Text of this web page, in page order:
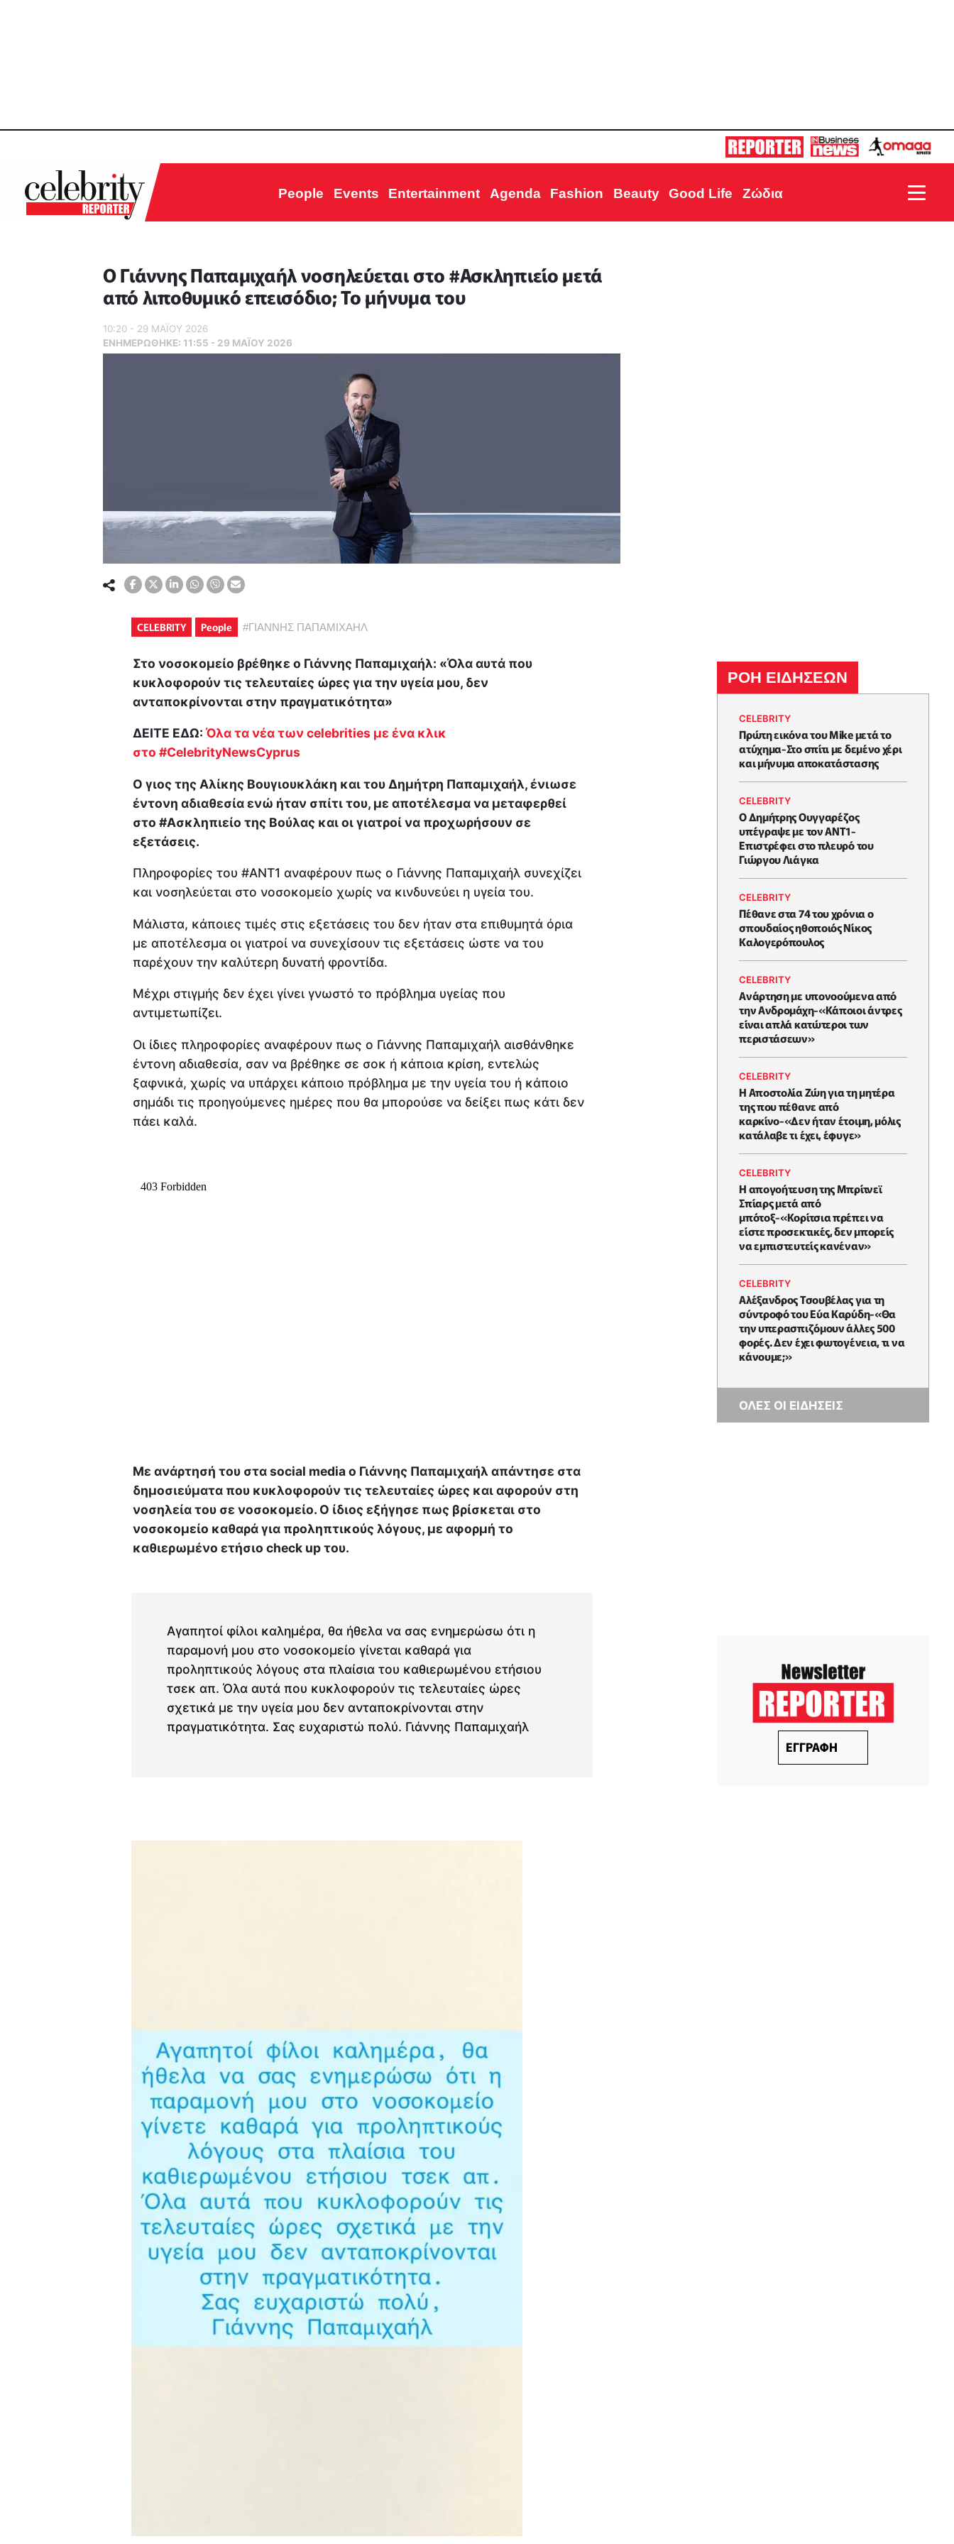
People Events Entertainment Agenda Fashion Beauty Good Life Ζώδια
Ο Γιάννης Παπαμιχαήλ νοσηλεύεται στο #Ασκληπιείο μετά
από λιποθυμικό επεισόδιο; Το μήνυμα του
10:20 - 29 ΜΑΪ́ΟΥ 2026
ΕΝΗΜΕΡΏΘΗΚΕ: 11:55 - 29 ΜΑΪ́ΟΥ 2026
CELEBRITY People #ΓΙΑΝΝΗΣ ΠΑΠΑΜΙΧΑΗΛ
Στο νοσοκομείο βρέθηκε ο Γιάννης Παπαμιχαήλ: «Όλα αυτά που
κυκλοφορούν τις τελευταίες ώρες για την υγεία μου, δεν
ανταποκρίνονται στην πραγματικότητα»
ΔΕΙΤΕ ΕΔΩ: Όλα τα νέα των celebrities με ένα κλικ
στο #CelebrityNewsCyprus
Ο γιος της Αλίκης Βουγιουκλάκη και του Δημήτρη Παπαμιχαήλ, ένιωσε
έντονη αδιαθεσία ενώ ήταν σπίτι του, με αποτέλεσμα να μεταφερθεί
στο #Ασκληπιείο της Βούλας και οι γιατροί να προχωρήσουν σε
εξετάσεις.
Πληροφορίες του #ΑΝΤ1 αναφέρουν πως ο Γιάννης Παπαμιχαήλ συνεχίζει
και νοσηλεύεται στο νοσοκομείο χωρίς να κινδυνεύει η υγεία του.
Μάλιστα, κάποιες τιμές στις εξετάσεις του δεν ήταν στα επιθυμητά όρια
με αποτέλεσμα οι γιατροί να συνεχίσουν τις εξετάσεις ώστε να του
παρέχουν την καλύτερη δυνατή φροντίδα.
Μέχρι στιγμής δεν έχει γίνει γνωστό το πρόβλημα υγείας που
αντιμετωπίζει.
Οι ίδιες πληροφορίες αναφέρουν πως ο Γιάννης Παπαμιχαήλ αισθάνθηκε
έντονη αδιαθεσία, σαν να βρέθηκε σε σοκ ή κάποια κρίση, εντελώς
ξαφνικά, χωρίς να υπάρχει κάποιο πρόβλημα με την υγεία του ή κάποιο
σημάδι τις προηγούμενες ημέρες που θα μπορούσε να δείξει πως κάτι δεν
πάει καλά.
Με ανάρτησή του στα social media ο Γιάννης Παπαμιχαήλ απάντησε στα
δημοσιεύματα που κυκλοφορούν τις τελευταίες ώρες και αφορούν στη
νοσηλεία του σε νοσοκομείο. Ο ίδιος εξήγησε πως βρίσκεται στο
νοσοκομείο καθαρά για προληπτικούς λόγους, με αφορμή το
καθιερωμένο ετήσιο check up του.
Αγαπητοί φίλοι καλημέρα, θα ήθελα να σας ενημερώσω ότι η
παραμονή μου στο νοσοκομείο γίνεται καθαρά για
προληπτικούς λόγους στα πλαίσια του καθιερωμένου ετήσιου
τσεκ απ. Όλα αυτά που κυκλοφορούν τις τελευταίες ώρες
σχετικά με την υγεία μου δεν ανταποκρίνονται στην
πραγματικότητα. Σας ευχαριστώ πολύ. Γιάννης Παπαμιχαήλ
ΡΟΗ ΕΙΔΗΣΕΩΝ
CELEBRITY
Πρώτη εικόνα του Mike μετά το
ατύχημα-Στο σπίτι με δεμένο χέρι
και μήνυμα αποκατάστασης
CELEBRITY
Ο Δημήτρης Ουγγαρέζος
υπέγραψε με τον ΑΝΤ1-
Επιστρέφει στο πλευρό του
Γιώργου Λιάγκα
CELEBRITY
Πέθανε στα 74 του χρόνια ο
σπουδαίος ηθοποιός Νίκος
Καλογερόπουλος
CELEBRITY
Ανάρτηση με υπονοούμενα από
την Ανδρομάχη-«Κάποιοι άντρες
είναι απλά κατώτεροι των
περιστάσεων»
CELEBRITY
Η Αποστολία Ζώη για τη μητέρα
της που πέθανε από
καρκίνο-«Δεν ήταν έτοιμη, μόλις
κατάλαβε τι έχει, έφυγε»
CELEBRITY
Η απογοήτευση της Μπρίτνεϊ
Σπίαρς μετά από
μπότοξ-«Κορίτσια πρέπει να
είστε προσεκτικές, δεν μπορείς
να εμπιστευτείς κανέναν»
CELEBRITY
Αλέξανδρος Τσουβέλας για τη
σύντροφό του Εύα Καρύδη-«Θα
την υπερασπιζόμουν άλλες 500
φορές. Δεν έχει φωτογένεια, τι να
κάνουμε;»
ΟΛΕΣ ΟΙ ΕΙΔΗΣΕΙΣ
ΕΓΓΡΑΦΗ